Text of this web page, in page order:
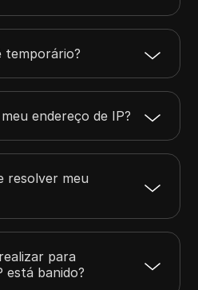
temporário?
endereço de IP?
resolver meu
para
está banido?